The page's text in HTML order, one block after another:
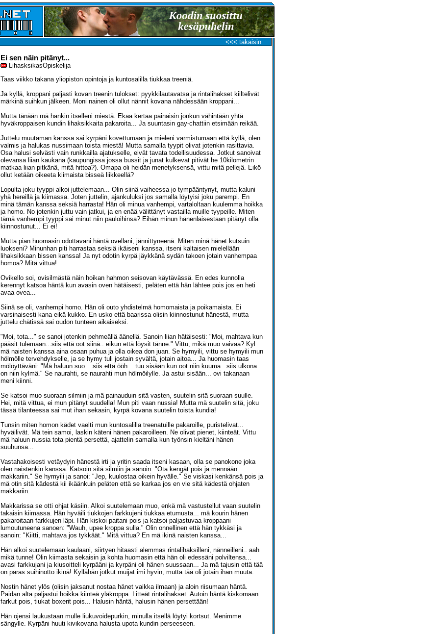
<<< takaisin
Ei sen näin pitänyt...
LihasksikasOpiskelija
Taas viikko takana yliopiston opintoja ja kuntosalilla tiukkaa treeniä.
Ja kyllä, kroppani paljasti kovan treenin tulokset: pyykkilautavatsa ja rintalihakset kiiltelivät
märkinä suihkun jälkeen. Moni nainen oli ollut nännit kovana nähdessään kroppani...
Mutta tänään mä hankin itselleni miestä. Ekaa kertaa painaisin jonkun vähintään yhtä
hyväkroppaisen kundin lihaksikkaita pakaroita... Ja suuntasin gay-chattiin etsimään reikää.
Juttelu muutaman kanssa sai kyrpäni kovettumaan ja mieleni varmistumaan että kyllä, olen
valmis ja halukas nussimaan toista miestä! Mutta samalla tyypit olivat jotenkin rasittavia.
Osa halusi selvästi vain runkkailla ajatukselle, eivät tavata todellisuudessa. Jotkut sanoivat
olevansa liian kaukana (kaupungissa jossa bussit ja junat kulkevat pitivät he 10kilometrin
matkaa liian pitkänä, mitä hittoa?). Omapa oli heidän menetyksensä, vittu mitä pellejä. Eikö
ollut ketään oikeeta kiimaista bisseä liikkeellä?
Lopulta joku tyyppi alkoi juttelemaan... Olin siinä vaiheessa jo tympääntynyt, mutta kaluni
yhä hereillä ja kiimassa. Joten juttelin, ajankuluksi jos samalla löytyisi joku parempi. En
minä tämän kanssa seksiä harrasta! Hän oli minua vanhempi, vartaloltaan kuulemma hoikka
ja homo. No jotenkin juttu vain jatkui, ja en enää välittänyt vastailla muille tyypeille. Miten
tämä vanhempi tyyppi sai minut niin pauloihinsa? Eihän minun hänenlaisestaan pitänyt olla
kiinnostunut... Ei ei!
Mutta pian huomasin odottavani häntä ovellani, jännittyneenä. Miten minä hänet kutsuin
luokseni? Minunhan piti harrastaa seksiä ikäiseni kanssa, itseni kaltaisen mielellään
lihaksikkaan bissen kanssa! Ja nyt odotin kyrpä jäykkänä sydän takoen jotain vanhempaa
homoa? Mitä vittua!
Ovikello soi, ovisilmästä näin hoikan hahmon seisovan käytävässä. En edes kunnolla
kerennyt katsoa häntä kun avasin oven hätäisesti, peläten että hän lähtee pois jos en heti
avaa ovea...
Siinä se oli, vanhempi homo. Hän oli outo yhdistelmä homomaista ja poikamaista. Ei
varsinaisesti kana eikä kukko. En usko että baarissa olisin kiinnostunut hänestä, mutta
juttelu chätissä sai oudon tunteen aikaiseksi.
"Moi, tota..." se sanoi jotenkin pehmeällä äänellä. Sanoin liian hätäisesti: "Moi, mahtava kun
pääsit tulemaan...siis että oot siinä.. eikun että löysit tänne." Vittu, mikä muo vaivaa? Kyl
mä naisten kanssa aina osaan puhua ja olla oikea don juan. Se hymyili, vittu se hymyili mun
hölmölle tervehdykselle, ja se hymy tuli jostain syvältä, jotain aitoa... Ja huomasin taas
mölöyttäväni: "Mä haluun suo... siis että ööh... tuu sisään kun oot niin kuuma.. siis ulkona
on niin kylmä." Se naurahti, se naurahti mun hölmöilylle. Ja astui sisään... ovi takanaan
meni kiinni.
Se katsoi muo suoraan silmiin ja mä painauduin sitä vasten, suutelin sitä suoraan suulle.
Hei, mitä vittua, ei mun pitänyt suudella! Mun piti vaan nussia! Mutta mä suutelin sitä, joku
tässä tilanteessa sai mut ihan sekasin, kyrpä kovana suutelin toista kundia!
Tunsin miten homon kädet vaelti mun kuntosalilla treenatuille pakaroille, puristelivat...
hyväilivät. Mä tein samoi, laskin käteni hänen pakaroilleen. Ne olivat pienet, kiinteät. Vittu
mä haluun nussia tota pientä persettä, ajattelin samalla kun työnsin kieltäni hänen
suuhunsa...
Vastahakoisesti vetäydyin hänestä irti ja yritin saada itseni kasaan, olla se panokone joka
olen naistenkin kanssa. Katsoin sitä silmiin ja sanoin: "Ota kengät pois ja mennään
makkariin." Se hymyili ja sanoi: "Jep, kuulostaa oikein hyvälle." Se viskasi kenkänsä pois ja
mä otin sitä kädestä kii ikäänkuin peläten että se karkaa jos en vie sitä kädestä ohjaten
makkariin.
Makkarissa se otti ohjat käsiin. Alkoi suutelemaan muo, enkä mä vastustellut vaan suutelin
takaisin kiimassa. Hän hyväili tiukkojen farkkujeni tiukkaa etumusta... mä kourin hänen
pakaroitaan farkkujen läpi. Hän kiskoi paitani pois ja katsoi paljastuvaa kroppaani
lumoutuneena sanoen: "Wauh, upee kroppa sulla." Olin onnellinen että hän tykkäsi ja
sanoin: "Kiitti, mahtava jos tykkäät." Mitä vittua? En mä ikinä naisten kanssa...
Hän alkoi suutelemaan kaulaani, siirtyen hitaasti alemmas rintalihaksilleni, nänneilleni.. aah
mikä tunne! Olin kiimasta sekaisin ja kohta huomasin että hän oli edessäni polviltensa...
avasi farkkujani ja kiusoitteli kyrpääni ja kyrpäni oli hänen suussaan... Ja mä tajusin että tää
on paras suihinotto ikinä! Kyllähän jotkut muijat imi hyvin, mutta tää oli jotain ihan muuta.
Nostin hänet ylös (olisin jaksanut nostaa hänet vaikka ilmaan) ja aloin riisumaan häntä.
Paidan alta paljastui hoikka kiinteä yläkroppa. Litteät rintalihakset. Autoin häntä kiskomaan
farkut pois, tiukat boxerit pois... Halusin häntä, halusin hänen persettään!
Hän ojensi laukustaan mulle liukuvoidepurkin, minulla itsellä löytyi kortsut. Menimme
sängylle. Kyrpäni huuti kivikovana halusta upota kundin perseeseen.